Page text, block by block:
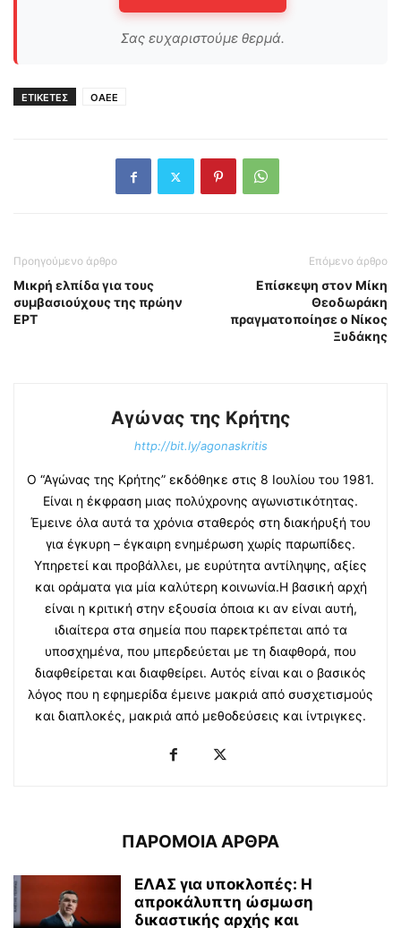
Σας ευχαριστούμε θερμά.
ΕΤΙΚΕΤΕΣ ΟΑΕΕ
Προηγούμενο άρθρο
Μικρή ελπίδα για τους
συμβασιούχους της πρώην
ΕΡΤ
Επόμενο άρθρο
Επίσκεψη στον Μίκη
Θεοδωράκη
πραγματοποίησε ο Νίκος
Ξυδάκης
Αγώνας της Κρήτης
http://bit.ly/agonaskritis
Ο “Αγώνας της Κρήτης” εκδόθηκε στις 8 Ιουλίου του 1981.
Είναι η έκφραση μιας πολύχρονης αγωνιστικότητας.
Έμεινε όλα αυτά τα χρόνια σταθερός στη διακήρυξή του
για έγκυρη – έγκαιρη ενημέρωση χωρίς παρωπίδες.
Υπηρετεί και προβάλλει, με ευρύτητα αντίληψης, αξίες
και οράματα για μία καλύτερη κοινωνία.Η βασική αρχή
είναι η κριτική στην εξουσία όποια κι αν είναι αυτή,
ιδιαίτερα στα σημεία που παρεκτρέπεται από τα
υποσχημένα, που μπερδεύεται με τη διαφθορά, που
διαφθείρεται και διαφθείρει. Αυτός είναι και ο βασικός
λόγος που η εφημερίδα έμεινε μακριά από συσχετισμούς
και διαπλοκές, μακριά από μεθοδεύσεις και ίντριγκες.
ΠΑΡΟΜΟΙΑ ΑΡΘΡΑ
ΕΛΑΣ για υποκλοπές: H
απροκάλυπτη ώσμωση
δικαστικής αρχής και